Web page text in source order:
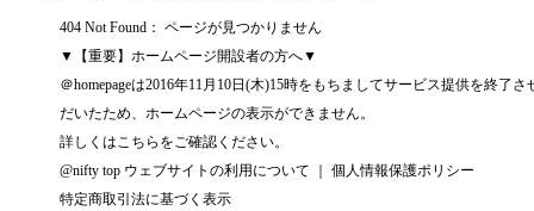
404 Not Found： ページが見つかりません
▼【重要】ホームページ開設者の方へ▼
＠homepageは2016年11月10日(木)15時をもちましてサービス提供を終了さ
だいたため、ホームページの表示ができません。
詳しくはこちらをご確認ください。
@nifty top ウェブサイトの利用について ｜ 個人情報保護ポリシー
特定商取引法に基づく表示